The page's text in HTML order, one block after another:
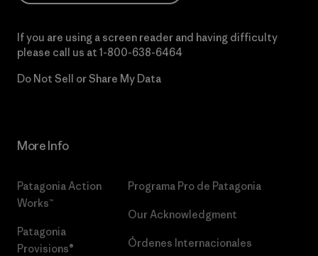
If you are using a screen reader and having difficulty
please call us at 1-800-638-6464
Do Not Sell or Share My Data
More Info
Patagonia Action
Works™
Patagonia
Provisions®
Programa Pro de Patagonia
Our Acknowledgment
Órdenes Internacionales